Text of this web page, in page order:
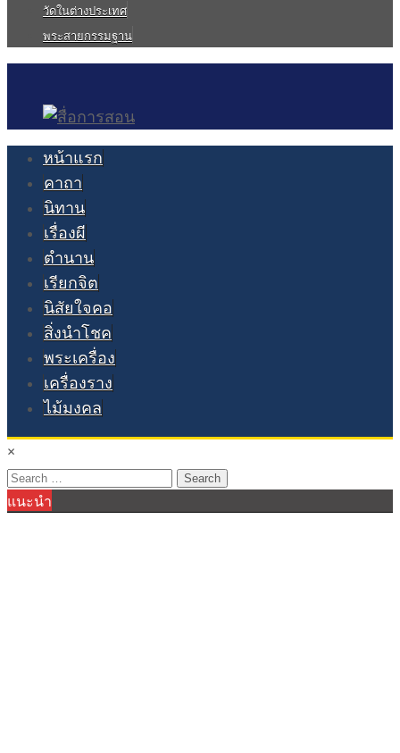
วัดในต่างประเทศ
พระสายกรรมฐาน
หน้าแรก
คาถา
นิทาน
เรื่องผี
ตำนาน
เรียกจิต
นิสัยใจคอ
สิ่งนำโชค
พระเครื่อง
เครื่องราง
ไม้มงคล
×
Search
for:
แนะนำ